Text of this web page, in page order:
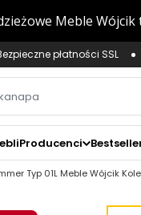
płatności SSL
Producenci
Typ 01L Meble Wójcik